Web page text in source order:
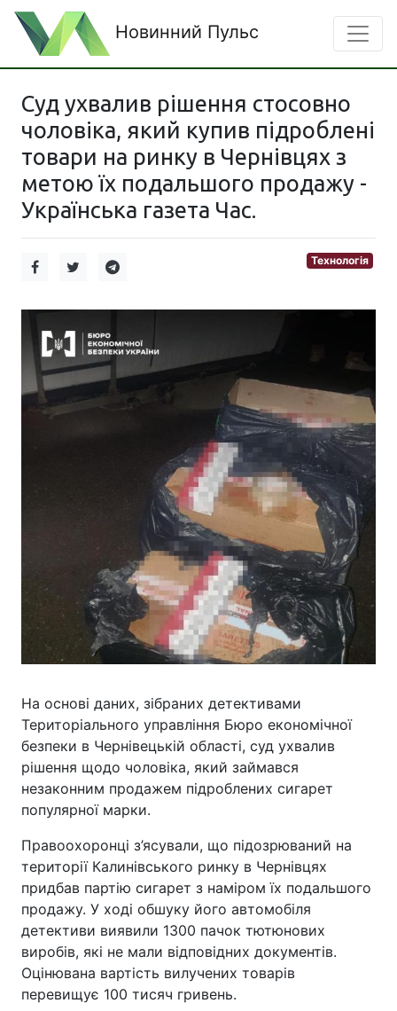
Новинний Пульс
Суд ухвалив рішення стосовно
чоловіка, який купив підроблені
товари на ринку в Чернівцях з
метою їх подальшого продажу -
Українська газета Час.
Технологія
На основі даних, зібраних детективами
Територіального управління Бюро економічної
безпеки в Чернівецькій області, суд ухвалив
рішення щодо чоловіка, який займався
незаконним продажем підроблених сигарет
популярної марки.
Правоохоронці з’ясували, що підозрюваний на
території Калинівського ринку в Чернівцях
придбав партію сигарет з наміром їх подальшого
продажу. У ході обшуку його автомобіля
детективи виявили 1300 пачок тютюнових
виробів, які не мали відповідних документів.
Оцінювана вартість вилучених товарів
перевищує 100 тисяч гривень.